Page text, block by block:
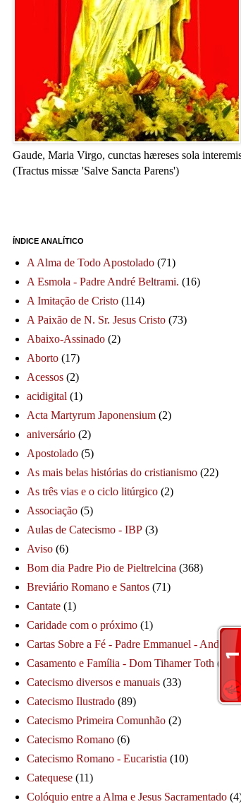
Gaude, Maria Virgo, cunctas hæreses sola
(Tractus missæ 'Salve Sancta Parens')
ÍNDICE ANALÍTICO
A Alma de Todo Apostolado (71)
A Esmola - Padre André Beltrami. (16)
A Imitação de Cristo (114)
A Paixão de N. Sr. Jesus Cristo (73)
Abaixo-Assinado (2)
Aborto (17)
Acessos (2)
acidigital (1)
Acta Martyrum Japonensium (2)
aniversário (2)
Apostolado (5)
As mais belas histórias do cristianismo (22)
As três vias e o ciclo litúrgico (2)
Associação (5)
Aulas de Catecismo - IBP (3)
Aviso (6)
Bom dia Padre Pio de Pieltrelcina (368)
Breviário Romano e Santos (71)
Cantate (1)
Caridade com o próximo (1)
Cartas Sobre a Fé - Padre Emmanuel - André
Casamento e Família - Dom Tihamer Toth (115)
Catecismo diversos e manuais (33)
Catecismo Ilustrado (89)
Catecismo Primeira Comunhão (2)
Catecismo Romano (6)
Catecismo Romano - Eucaristia (10)
Catequese (11)
Colóquio entre a Alma e Jesus Sacramentado